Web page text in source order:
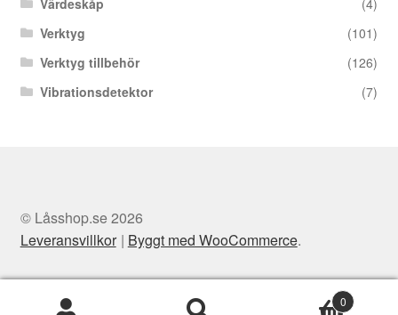
Verktyg
(101)
Verktyg tillbehör
(126)
Vibrationsdetektor
(7)
© Låsshop.se 2026
Leveransvillkor
Byggt med WooCommerce.
0